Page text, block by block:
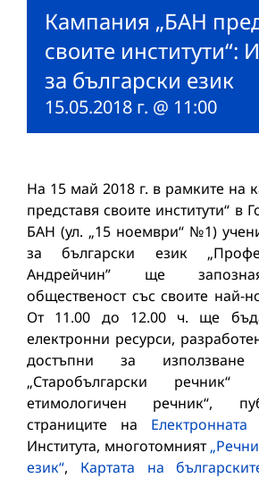
Кампания „БАН
своите институти“:
за български език
15.05.2018 г. @ 11:00
На 15 май 2018 г. в рамките на
представя своите институти“ в
БАН (ул. „15 ноември“ №1)
за български език
Андрейчин” ще
общественост със своите най-
От 11.00 до 12.00 ч. ще
електронни ресурси,
достъпни за
„Старобългарски речник“
етимологичен речник“,
страниците на Електронната
Института, многотомният
език“, Картата на